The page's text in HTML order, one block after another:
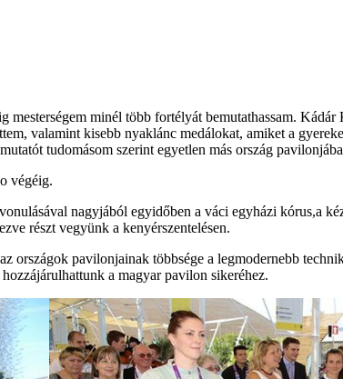
minél több fortélyát bemutathassam. Kádár
valamint kisebb nyaklánc medálokat, amiket a
tudomásom szerint egyetlen más ország
végéig.
nagyjából egyidőben a váci egyházi kórus,a
részt vegyünk a kenyérszentelésen.
országok pavilonjainak többsége a legmodernebb
a magyar pavilon sikeréhez.